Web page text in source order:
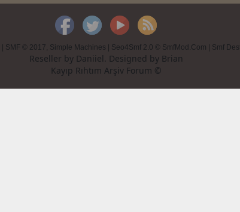
| SMF © 2017 Simple Machines | Seo4Smf 2.0 © SmfMod.Com | Smf
Reseller by Daniiel. Designed by Brian
Kayıp Rıhtım Arşiv Forum ©